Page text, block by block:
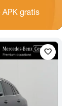
gratis
favorite